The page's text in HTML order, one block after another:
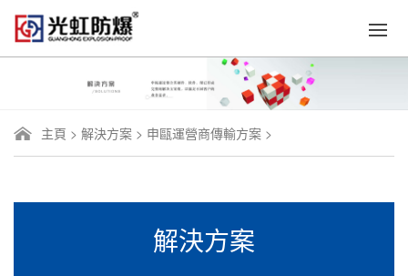
主頁 > 解決方案 > 申甌運營商傳輸方案 >
解決方案